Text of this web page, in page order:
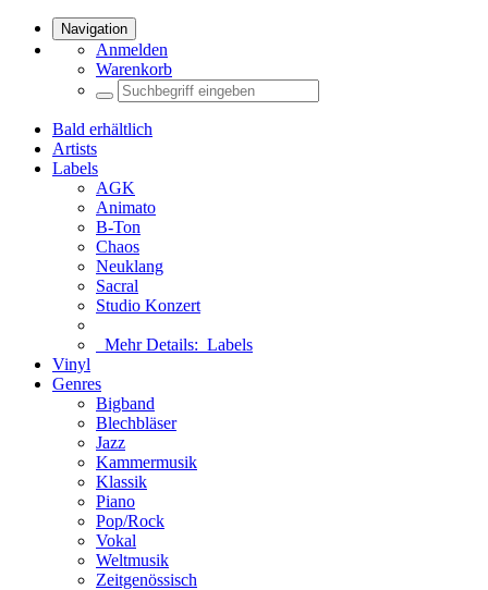
Navigation
Anmelden
Warenkorb
Bald erhältlich
Artists
Labels
AGK
Animato
B-Ton
Chaos
Neuklang
Sacral
Studio Konzert
Mehr Details: Labels
Vinyl
Genres
Bigband
Blechbläser
Jazz
Kammermusik
Klassik
Piano
Pop/Rock
Vokal
Weltmusik
Zeitgenössisch